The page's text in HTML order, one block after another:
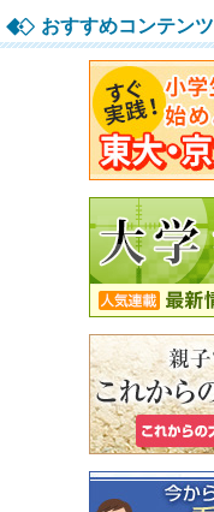
おすすめコンテンツ